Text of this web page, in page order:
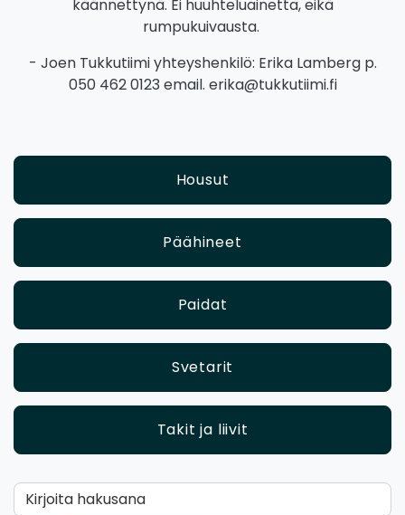
käännettynä. Ei huuhteluainetta, eikä
rumpukuivausta.
- Joen Tukkutiimi yhteyshenkilö: Erika Lamberg p.
050 462 0123 email. erika@tukkutiimi.fi
Housut
Päähineet
Paidat
Svetarit
Takit ja liivit
Kirjoita hakusana